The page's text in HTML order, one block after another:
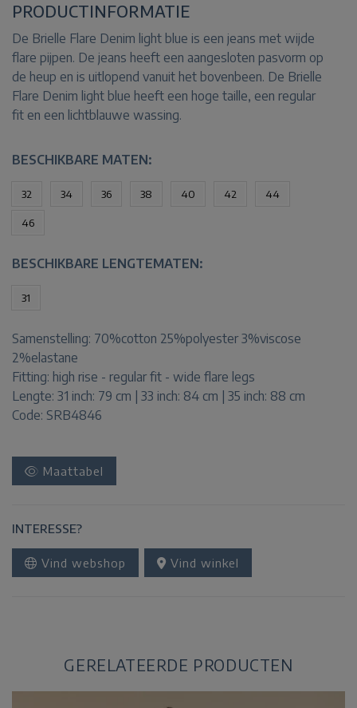
PRODUCTINFORMATIE
De Brielle Flare Denim light blue is een jeans met wijde
flare pijpen. De jeans heeft een aangesloten pasvorm op
de heup en is uitlopend vanuit het bovenbeen. De Brielle
Flare Denim light blue heeft een hoge taille, een regular
fit en een lichtblauwe wassing.
BESCHIKBARE MATEN:
32 34 36 38 40 42 44
46
BESCHIKBARE LENGTEMATEN:
31
Samenstelling: 70%cotton 25%polyester 3%viscose
2%elastane
Fitting: high rise - regular fit - wide flare legs
Lengte: 31 inch: 79 cm | 33 inch: 84 cm | 35 inch: 88 cm
Code: SRB4846
Maattabel
INTERESSE?
Vind webshop Vind winkel
GERELATEERDE PRODUCTEN